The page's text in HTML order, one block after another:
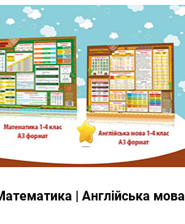
| Англійська мова